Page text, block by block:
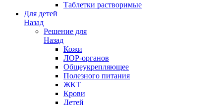
Таблетки растворимые
Для детей
Назад
Решение для
Назад
Кожи
ЛОР-органов
Общеукрепляющее
Полезного питания
ЖКТ
Крови
Детей